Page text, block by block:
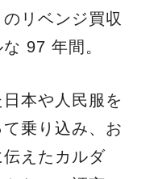
リベンジ買収
97 年間。
本や人民服を
乗り込み、お
えたカルダ